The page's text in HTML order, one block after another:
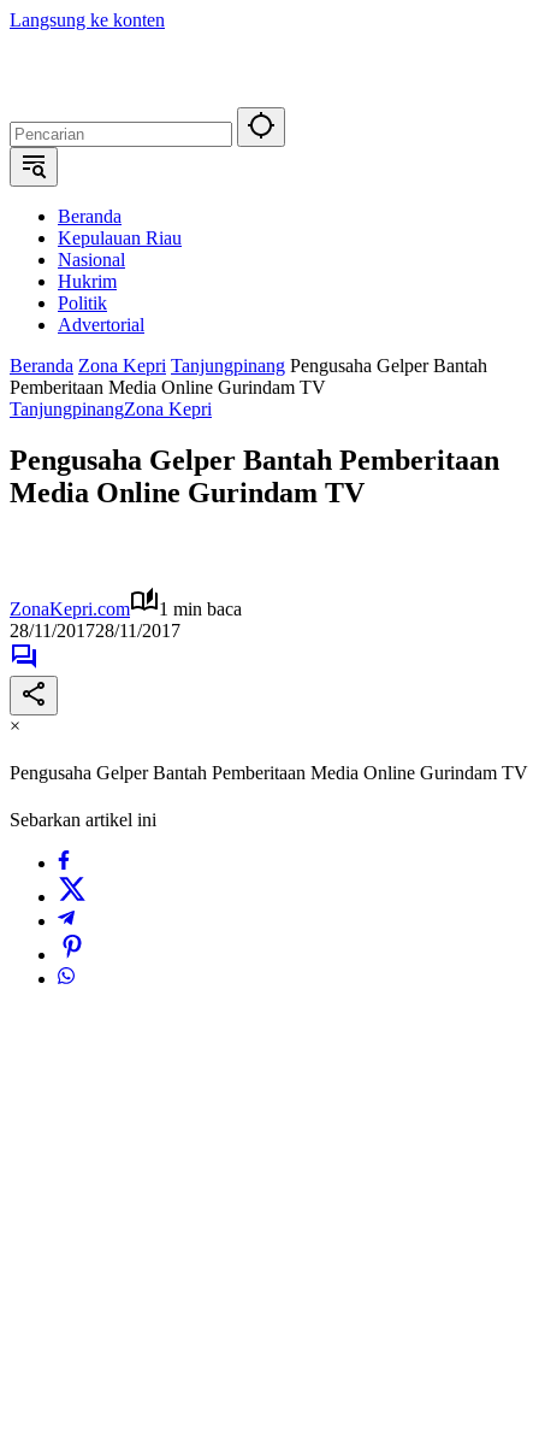
Langsung ke konten
Beranda
Kepulauan Riau
Nasional
Hukrim
Politik
Advertorial
Beranda Zona Kepri Tanjungpinang Pengusaha Gelper Bantah
Pemberitaan Media Online Gurindam TV
TanjungpinangZona Kepri
Pengusaha Gelper Bantah Pemberitaan
Media Online Gurindam TV
ZonaKepri.com
1 min baca
28/11/201728/11/2017
×
Pengusaha Gelper Bantah Pemberitaan Media Online Gurindam TV
Sebarkan artikel ini